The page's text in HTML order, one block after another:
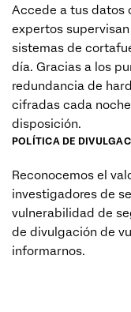
Accede a tus datos
expertos
sistemas de
día. Gracias a los
redundancia de
cifradas cada
disposición.
POLÍTICA DE
Reconocemos el
investigadores de
vulnerabilidad de
de divulgación de
informarnos.